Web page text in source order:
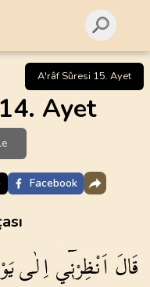
A'râf Sûresi 15. Ayet
Ayet
Facebook
قَالَاَنْظِرْن۪ٓياِلٰى